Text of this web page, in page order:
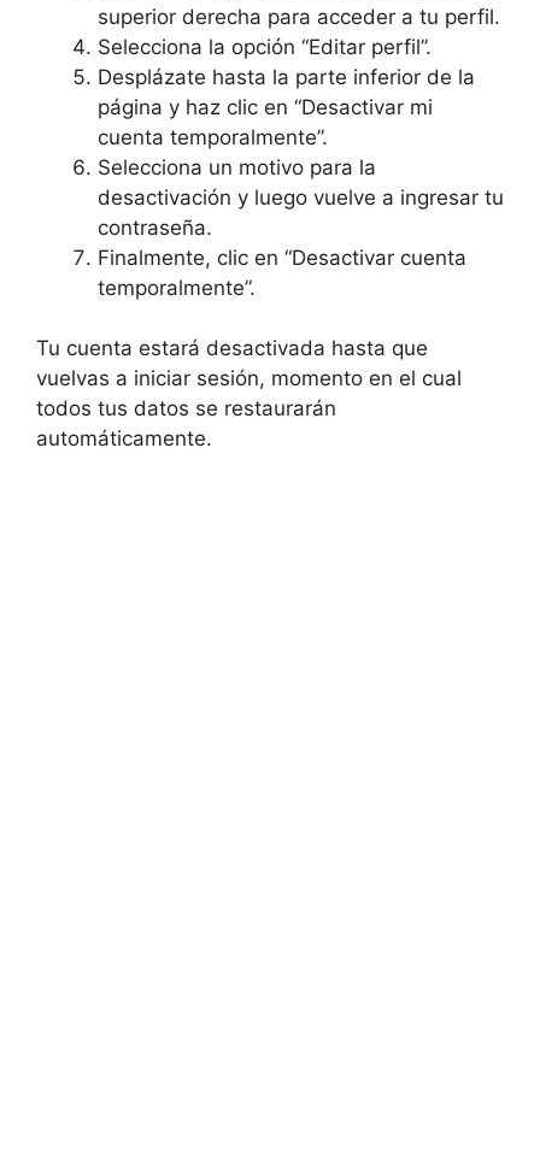
superior derecha para acceder a tu perfil.
Selecciona la opción “Editar perfil”.
Desplázate hasta la parte inferior de la
página y haz clic en “Desactivar mi
cuenta temporalmente”.
Selecciona un motivo para la
desactivación y luego vuelve a ingresar tu
contraseña.
Finalmente, clic en “Desactivar cuenta
temporalmente”.
Tu cuenta estará desactivada hasta que
vuelvas a iniciar sesión, momento en el cual
todos tus datos se restaurarán
automáticamente.